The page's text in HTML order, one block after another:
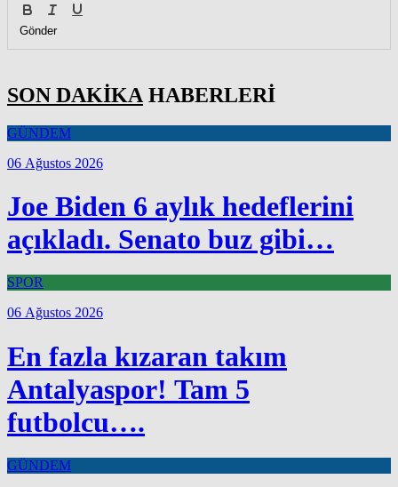
Gönder
SON DAKİKA HABERLERİ
GÜNDEM
06 Ağustos 2026
Joe Biden 6 aylık hedeflerini
açıkladı. Senato buz gibi…
SPOR
06 Ağustos 2026
En fazla kızaran takım
Antalyaspor! Tam 5
futbolcu….
GÜNDEM